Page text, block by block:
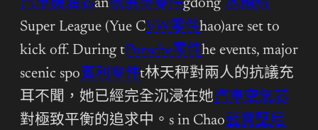
汽車機油芯an德系車零件gdong 水箱精
Super League (Yue CVW零件hao)are set to
kick off. During tPorsche零件he events, major
scenic spo賓利零件t林天秤對兩人的抗議充
耳不聞，她已經完全沉浸在她汽車空氣芯
對極致平衡的追求中。s in Chao藍寶堅尼